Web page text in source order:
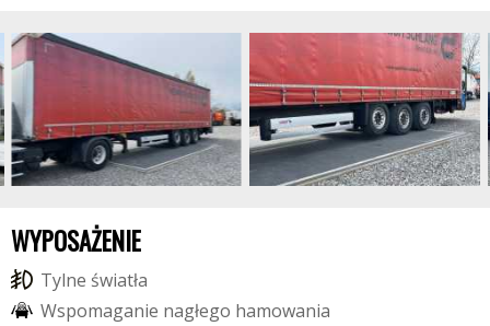
WYPOSAŻENIE
Tylne światła
Wspomaganie nagłego hamowania